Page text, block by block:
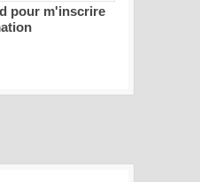
pour m'inscrire